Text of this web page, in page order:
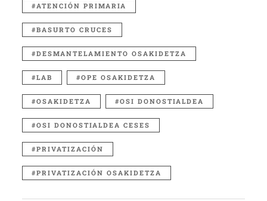
ATENCIÓN PRIMARIA
BASURTO CRUCES
DESMANTELAMIENTO OSAKIDETZA
LAB OPE OSAKIDETZA
OSAKIDETZA OSI DONOSTIALDEA
OSI DONOSTIALDEA CESES
PRIVATIZACIÓN
PRIVATIZACIÓN OSAKIDETZA